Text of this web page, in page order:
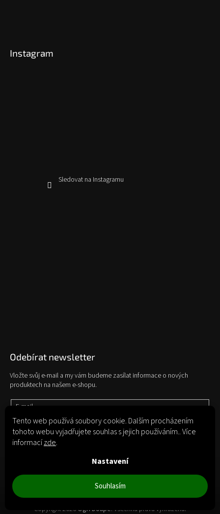
Tento web používá soubory cookie. Dalším procházením
tohoto webu vyjadřujete souhlas s jejich používáním.. Více
informacízde.
Nastavení
Souhlasím
Instagram
Sledovat na Instagramu
Odebírat newsletter
Vložte svůj e-mail a my vám budeme zasílat informace o nových
produktech na našem e-shopu.
E-mail
Vložením e-mailu souhlasíte spodmínkami ochrany osobních údajů
Copyright 2026 Ogří Doupě. Všechna práva vyhrazena.